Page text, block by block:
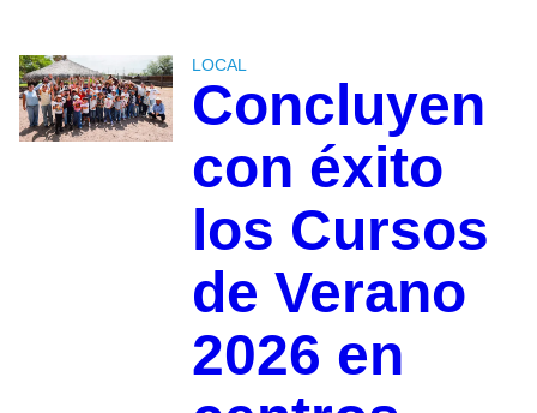
LOCAL
Concluyen
con éxito
los Cursos
de Verano
2026 en